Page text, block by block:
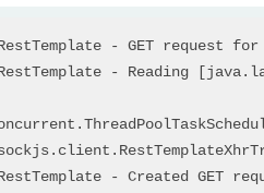
- GET request for
- Reading
- Created GET